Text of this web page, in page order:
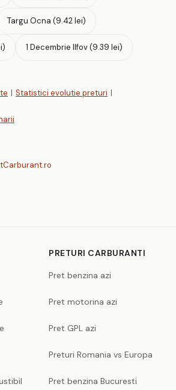
Targu Ocna (9.42 lei)
1 Decembrie Ilfov (9.39 lei)
| Statistici evolutie preturi |
PRETURI CARBURANTI
Pret benzina azi
Pret motorina azi
Pret GPL azi
Preturi Romania vs Europa
Pret benzina Bucuresti